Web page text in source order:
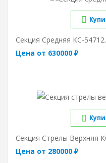
Секция Средняя КС-
Цена от 630000 ₽
Секция Стрелы Верхняя
Цена от 280000 ₽